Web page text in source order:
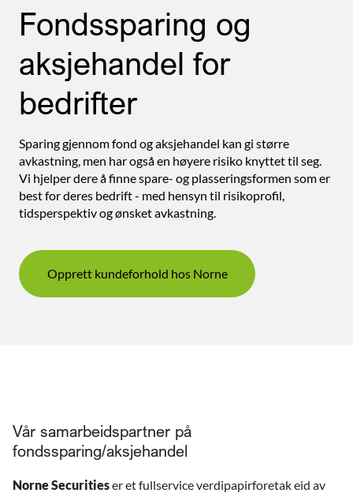
Fondssparing og
aksjehandel for
bedrifter
Sparing gjennom fond og aksjehandel kan gi større
avkastning, men har også en høyere risiko knyttet til seg.
Vi hjelper dere å finne spare- og plasseringsformen som er
best for deres bedrift - med hensyn til risikoprofil,
tidsperspektiv og ønsket avkastning.
Opprett kundeforhold hos Norne
Vår samarbeidspartner på
fondssparing/aksjehandel
Norne Securitieser et fullservice verdipapirforetak eid av